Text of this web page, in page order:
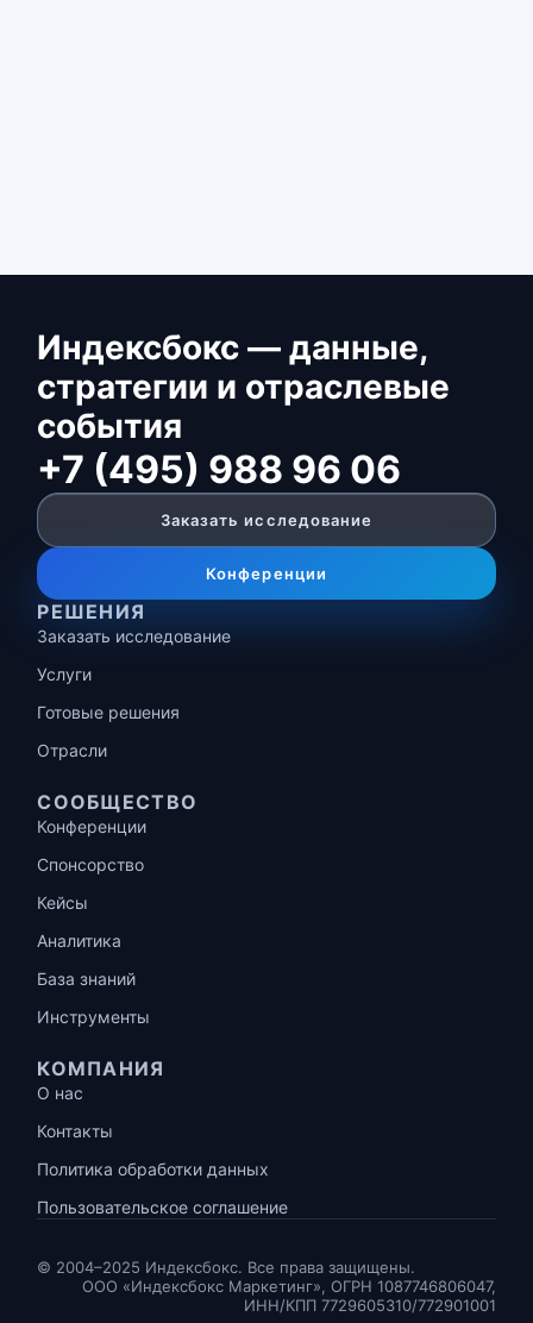
Индексбокс — данные,
стратегии и отраслевые
события
+7 (495) 988 96 06
Заказать исследование
Конференции
РЕШЕНИЯ
Заказать исследование
Услуги
Готовые решения
Отрасли
СООБЩЕСТВО
Конференции
Спонсорство
Кейсы
Аналитика
База знаний
Инструменты
КОМПАНИЯ
О нас
Контакты
Политика обработки данных
Пользовательское соглашение
© 2004–2025 Индексбокс. Все права защищены.
ООО «Индексбокс Маркетинг», ОГРН 1087746806047,
ИНН/КПП 7729605310/772901001